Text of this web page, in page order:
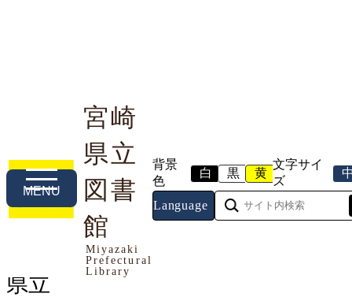
宮崎
県立
図書
館
Miyazaki
Prefectural
Library
背景
色
白 黒 黄
文字サイ
ズ
Language
MENU
利用案内 本や資料を探す 調べる・相談する
トップページ> お知らせ> 県立図書館の本 ネッ
トでお取り寄せサービスについて
県立